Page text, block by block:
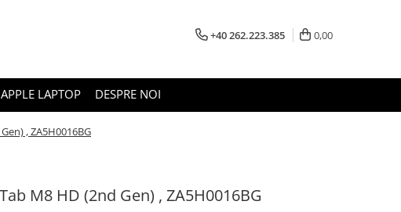
+40 262.223.385 0,00
APPLE LAPTOP DESPRE NOI
, ZA5H0016BG
M8 HD (2nd Gen) , ZA5H0016BG